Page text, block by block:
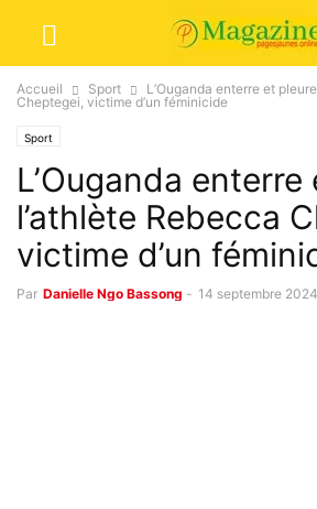
Accueil Sport
L’Ouganda enterre et
Cheptegei, victime d’un féminicide
Sport
L’Ouganda enterre
l’athlète Rebecca
victime d’un
Par Danielle Ngo Bassong - 14 septembre 2024